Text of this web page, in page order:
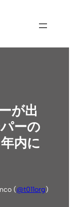
が出
ーの
内に
(@t011org)